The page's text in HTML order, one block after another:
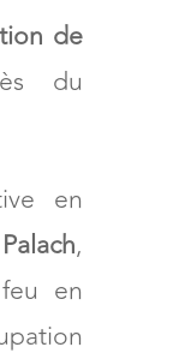
de
du
en
,
en